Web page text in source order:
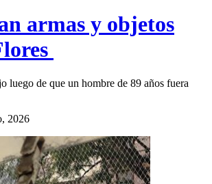
armas y objetos
luego de que un hombre de 89 años fuera
2026